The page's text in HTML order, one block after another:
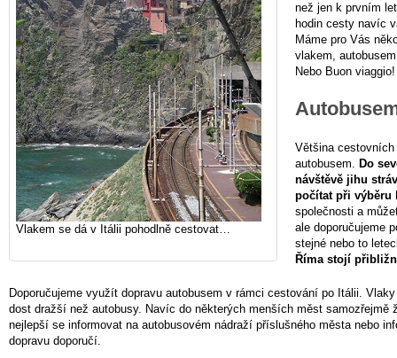
Vlakem se dá v Itálii pohodlně cestovat…
než jen k prvním
hodin cesty navíc
Máme pro Vás
vlakem,
Nebo Buon viaggio!
Většina
autobusem. Do
návštěvě jihu
počítat při výběru
společnosti a
ale doporučujeme
stejné nebo to
Říma stojí
Doporučujeme využít dopravu autobusem v rámci cestování po Itálii.
dost dražší než autobusy. Navíc do některých menších měst
nejlepší se informovat na autobusovém nádraží příslušného města nebo
dopravu doporučí.